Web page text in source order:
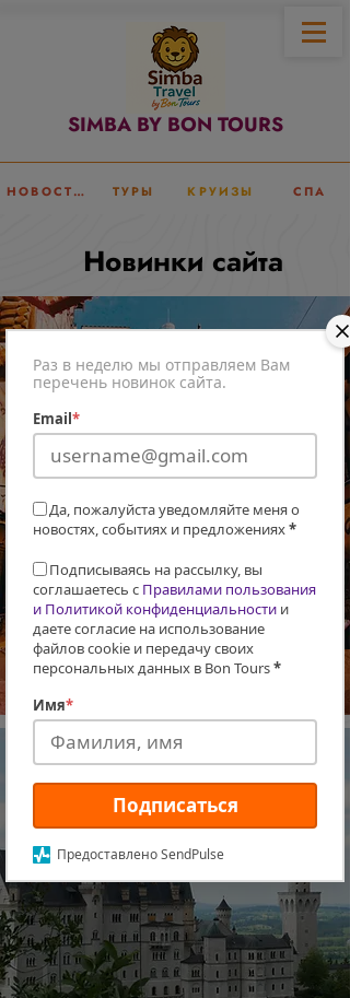
Раз в неделю мы отправляем Вам
перечень новинок сайта.
Email*
Да, пожалуйста уведомляйте меня о
новостях, событиях и предложениях*
Подписываясь на рассылку, вы
соглашаетесь с Правилами пользования
и Политикой конфиденциальности и
даете согласие на использование
файлов cookie и передачу своих
персональных данных в Bon Tours*
Имя*
Подписаться
Предоставлено SendPulse
SIMBA BY BON TOURS
НОВОСТИ ТУРЫ КРУИЗЫ СПА
Новинки сайта
Новая дата: ЯПОНИЯ. САКУРА,